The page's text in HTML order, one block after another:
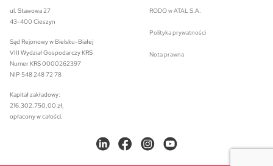
ul. Stawowa 27
43-400 Cieszyn
Sąd Rejonowy w Bielsku-Białej
VIII Wydział Gospodarczy KRS
Numer KRS 0000262397
NIP 548 248 72 78
Kapitał zakładowy:
216.302.750,00 zł,
opłacony w całości.
RODO w ATAL S.A.
Polityka prywatności
Nota prawna